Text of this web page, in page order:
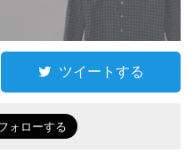
ツイートする